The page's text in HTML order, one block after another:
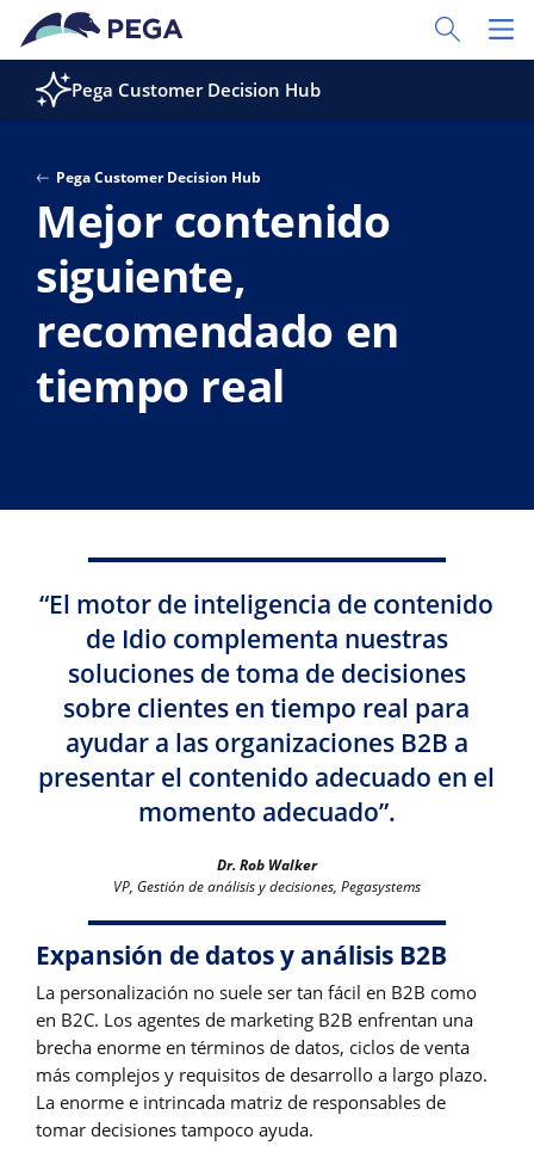
Ir al contenido principal
Toggle
Pega Customer Decision Hub
Pega Customer Decision Hub
Mejor contenido
siguiente,
recomendado en
tiempo real
“El motor de inteligencia de contenido
de Idio complementa nuestras
soluciones de toma de decisiones
sobre clientes en tiempo real para
ayudar a las organizaciones B2B a
presentar el contenido adecuado en el
momento adecuado”.
Dr. Rob Walker
VP, Gestión de análisis y decisiones, Pegasystems
Expansión de datos y análisis B2B
La personalización no suele ser tan fácil en B2B como
en B2C. Los agentes de marketing B2B enfrentan una
brecha enorme en términos de datos, ciclos de venta
más complejos y requisitos de desarrollo a largo plazo.
La enorme e intrincada matriz de responsables de
tomar decisiones tampoco ayuda.